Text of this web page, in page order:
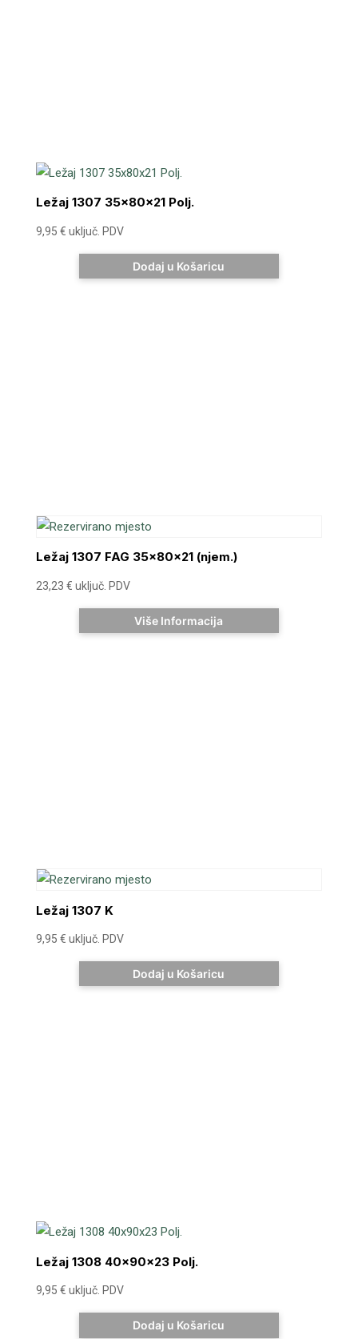
Ležaj 1307 35x80x21 Polj.
9,95 € uključ. PDV
Dodaj u Košaricu
Ležaj 1307 FAG 35x80x21 (njem.)
23,23 € uključ. PDV
Više Informacija
Ležaj 1307 K
9,95 € uključ. PDV
Dodaj u Košaricu
Ležaj 1308 40x90x23 Polj.
9,95 € uključ. PDV
Dodaj u Košaricu